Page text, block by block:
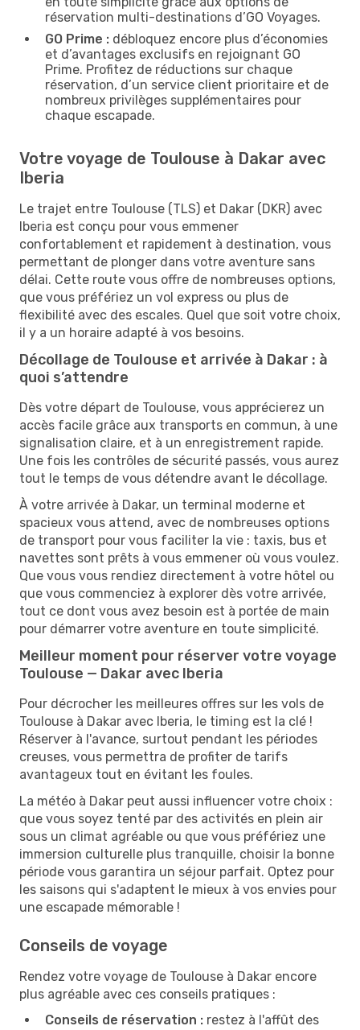
réservation multi-destinations d’GO Voyages.
GO Prime : débloquez encore plus d’économies
et d’avantages exclusifs en rejoignant GO
Prime. Profitez de réductions sur chaque
réservation, d’un service client prioritaire et de
nombreux privilèges supplémentaires pour
chaque escapade.
Votre voyage de Toulouse à Dakar avec
Iberia
Le trajet entre Toulouse (TLS) et Dakar (DKR) avec
Iberia est conçu pour vous emmener
confortablement et rapidement à destination, vous
permettant de plonger dans votre aventure sans
délai. Cette route vous offre de nombreuses options,
que vous préfériez un vol express ou plus de
flexibilité avec des escales. Quel que soit votre choix,
il y a un horaire adapté à vos besoins.
Décollage de Toulouse et arrivée à Dakar : à
quoi s’attendre
Dès votre départ de Toulouse, vous apprécierez un
accès facile grâce aux transports en commun, à une
signalisation claire, et à un enregistrement rapide.
Une fois les contrôles de sécurité passés, vous aurez
tout le temps de vous détendre avant le décollage.
À votre arrivée à Dakar, un terminal moderne et
spacieux vous attend, avec de nombreuses options
de transport pour vous faciliter la vie : taxis, bus et
navettes sont prêts à vous emmener où vous voulez.
Que vous vous rendiez directement à votre hôtel ou
que vous commenciez à explorer dès votre arrivée,
tout ce dont vous avez besoin est à portée de main
pour démarrer votre aventure en toute simplicité.
Meilleur moment pour réserver votre voyage
Toulouse — Dakar avec Iberia
Pour décrocher les meilleures offres sur les vols de
Toulouse à Dakar avec Iberia, le timing est la clé !
Réserver à l'avance, surtout pendant les périodes
creuses, vous permettra de profiter de tarifs
avantageux tout en évitant les foules.
La météo à Dakar peut aussi influencer votre choix :
que vous soyez tenté par des activités en plein air
sous un climat agréable ou que vous préfériez une
immersion culturelle plus tranquille, choisir la bonne
période vous garantira un séjour parfait. Optez pour
les saisons qui s'adaptent le mieux à vos envies pour
une escapade mémorable !
Conseils de voyage
Rendez votre voyage de Toulouse à Dakar encore
plus agréable avec ces conseils pratiques :
Conseils de réservation : restez à l'affût des